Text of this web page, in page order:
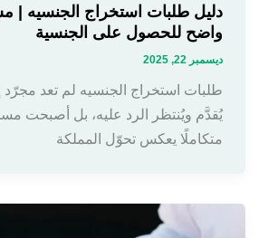
دليل طلبات استخراج الجنسيه |
واضح للحصول على الجنسية
ديسمبر 22, 2025
طلبات استخراج الجنسيه لم تعد مجرّد
يُقدَّم ويُنتظر الرد عليه، بل أصبحت
متكاملًا يعكس تحوّل المملكة